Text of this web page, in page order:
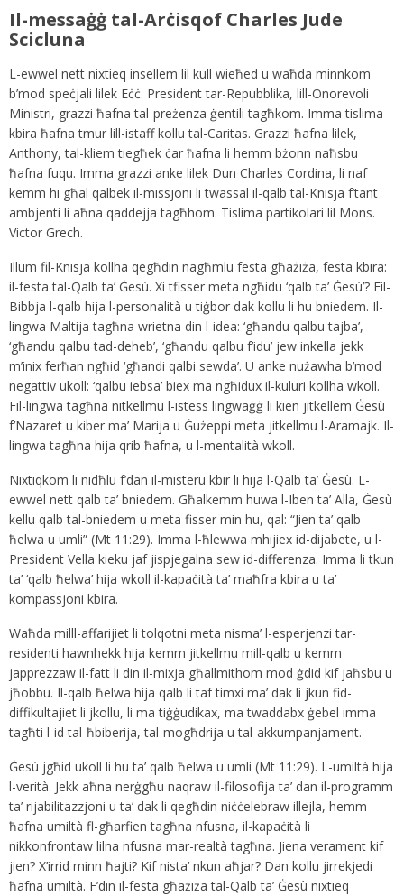
Il-messaġġ tal-Arċisqof Charles Jude
Scicluna
L-ewwel nett nixtieq insellem lil kull wieħed u waħda minnkom
b’mod speċjali lilek Eċċ. President tar-Repubblika, lill-Onorevoli
Ministri, grazzi ħafna tal-preżenza ġentili tagħkom. Imma tislima
kbira ħafna tmur lill-istaff kollu tal-Caritas. Grazzi ħafna lilek,
Anthony, tal-kliem tiegħek ċar ħafna li hemm bżonn naħsbu
ħafna fuqu. Imma grazzi anke lilek Dun Charles Cordina, li naf
kemm hi għal qalbek il-missjoni li twassal il-qalb tal-Knisja f’tant
ambjenti li aħna qaddejja tagħhom. Tislima partikolari lil Mons.
Victor Grech.
Illum fil-Knisja kollha qegħdin nagħmlu festa għażiża, festa kbira:
il-festa tal-Qalb ta’ Ġesù. Xi tfisser meta ngħidu ‘qalb ta’ Ġesù’? Fil-
Bibbja l-qalb hija l-personalità u tiġbor dak kollu li hu bniedem. Il-
lingwa Maltija tagħna wrietna din l-idea: ‘għandu qalbu tajba’,
‘għandu qalbu tad-deheb’, ‘għandu qalbu f’idu’ jew inkella jekk
m’inix ferħan ngħid ‘għandi qalbi sewda’. U anke nużawha b’mod
negattiv ukoll: ‘qalbu iebsa’ biex ma ngħidux il-kuluri kollha wkoll.
Fil-lingwa tagħna nitkellmu l-istess lingwaġġ li kien jitkellem Ġesù
f’Nazaret u kiber ma’ Marija u Ġużeppi meta jitkellmu l-Aramajk. Il-
lingwa tagħna hija qrib ħafna, u l-mentalità wkoll.
Nixtiqkom li nidħlu f’dan il-misteru kbir li hija l-Qalb ta’ Ġesù. L-
ewwel nett qalb ta’ bniedem. Għalkemm huwa l-Iben ta’ Alla, Ġesù
kellu qalb tal-bniedem u meta fisser min hu, qal: “Jien ta’ qalb
ħelwa u umli” (Mt 11:29). Imma l-ħlewwa mhijiex id-dijabete, u l-
President Vella kieku jaf jispjegalna sew id-differenza. Imma li tkun
ta’ ‘qalb ħelwa’ hija wkoll il-kapaċità ta’ maħfra kbira u ta’
kompassjoni kbira.
Waħda milll-affarijiet li tolqotni meta nisma’ l-esperjenzi tar-
residenti hawnhekk hija kemm jitkellmu mill-qalb u kemm
japprezzaw il-fatt li din il-mixja għallmithom mod ġdid kif jaħsbu u
jħobbu. Il-qalb ħelwa hija qalb li taf timxi ma’ dak li jkun fid-
diffikultajiet li jkollu, li ma tiġġudikax, ma twaddabx ġebel imma
tagħti l-id tal-ħbiberija, tal-mogħdrija u tal-akkumpanjament.
Ġesù jgħid ukoll li hu ta’ qalb ħelwa u umli (Mt 11:29). L-umiltà hija
l-verità. Jekk aħna nerġgħu naqraw il-filosofija ta’ dan il-programm
ta’ rijabilitazzjoni u ta’ dak li qegħdin niċċelebraw illejla, hemm
ħafna umiltà fl-għarfien tagħna nfusna, il-kapaċità li
nikkonfrontaw lilna nfusna mar-realtà tagħna. Jiena verament kif
jien? X’irrid minn ħajti? Kif nista’ nkun aħjar? Dan kollu jirrekjedi
ħafna umiltà. F’din il-festa għażiża tal-Qalb ta’ Ġesù nixtieq